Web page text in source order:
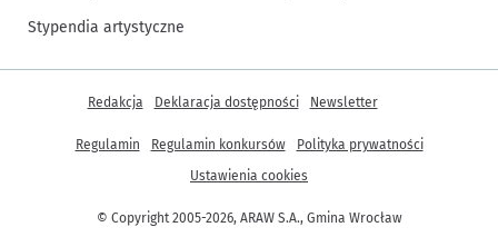
Stypendia artystyczne
© Copyright 2005-2026, ARAW S.A., Gmina Wrocław
Inne informacje
Redakcja Deklaracja dostępności Newsletter
Regulamin Regulamin konkursów
Polityka prywatności
Ustawienia cookies